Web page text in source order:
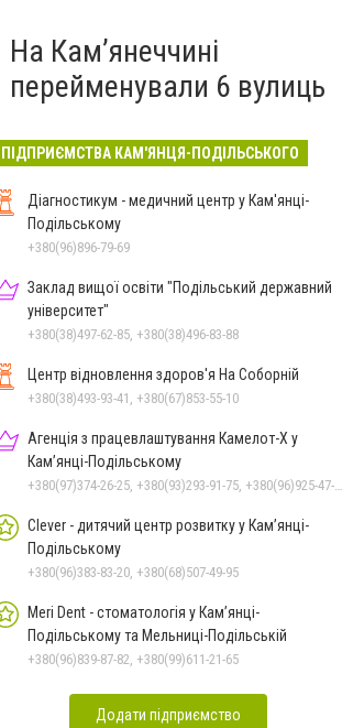
На Камʼянеччині
перейменували 6 вулиць
ПІДПРИЄМСТВА КАМ'ЯНЦЯ-ПОДІЛЬСЬКОГО
Діагностикум - медичний центр у Кам'янці-
Подільському
+380(96)896-79-69
Заклад вищої освіти "Подільський державний
університет"
+380(38)497-62-85, +380(38)496-83-88
Центр відновлення здоров'я На Соборній
+380(38)493-93-41, +380(67)853-55-10
Агенція з працевлаштування Камелот-Х у
Кам’янці-Подільському
+380(97)374-26-25, +380(93)293-91-75, +380(96)925-47-71, +380(73)327-54-83
Clever - дитячий центр розвитку у Кам’янці-
Подільському
+380(96)383-83-20, +380(68)507-49-95
Meri Dent - стоматологія у Кам’янці-
Подільському та Мельниці-Подільській
+380(96)839-87-82, +380(99)611-21-65
Додати підприємство